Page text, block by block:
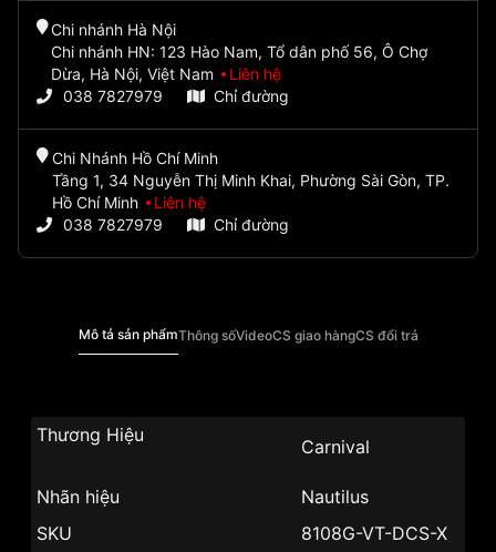
Chi nhánh Hà Nội
Chi nhánh HN: 123 Hào Nam, Tổ dân phố 56, Ô Chợ
Dừa, Hà Nội, Việt Nam
Liên hệ
038 7827979
Chỉ đường
Chi Nhánh Hồ Chí Minh
Tầng 1, 34 Nguyễn Thị Minh Khai, Phường Sài Gòn, TP.
Hồ Chí Minh
Liên hệ
038 7827979
Chỉ đường
Mô tả sản phẩmThông sốVideoCS giao hàngCS đổi trả
Thương Hiệu
Carnival
Nhãn hiệu
Nautilus
SKU
8108G-VT-DCS-X